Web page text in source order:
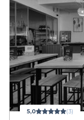
5,0 (3)